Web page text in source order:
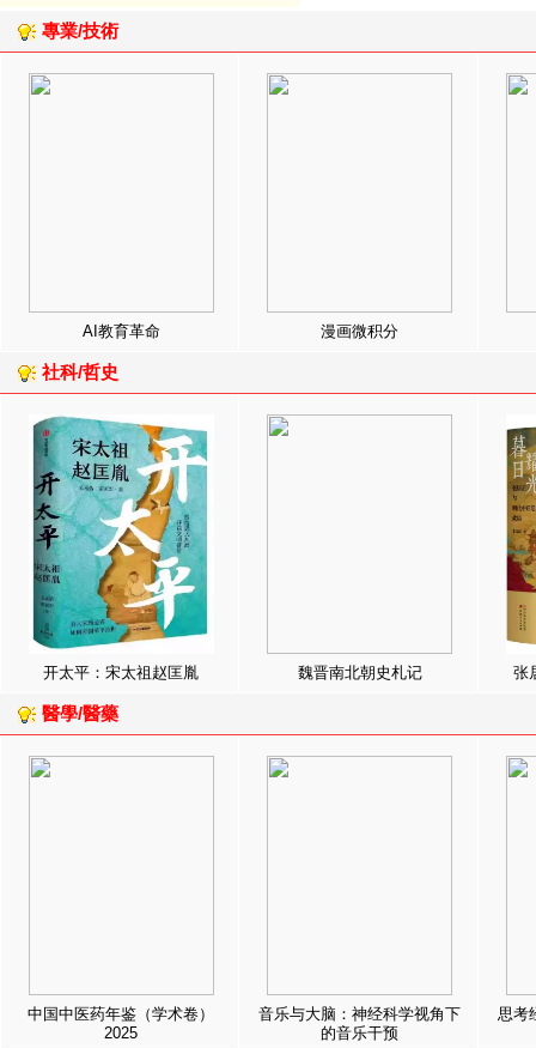
專業/技術
AI教育革命 漫画微积分
社科/哲史
开太平：宋太祖赵匡胤 魏晋南北朝史札记 张
醫學/醫藥
中国中医药年鉴（学术卷）
2025
音乐与大脑：神经科学视角下
的音乐干预
思考